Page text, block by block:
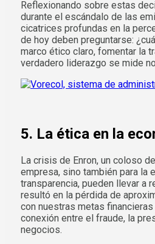
Reflexionando sobre estas
durante el escándalo de las
cicatrices profundas en la
de hoy deben preguntarse:
marco ético claro, fomentar la
verdadero liderazgo se mide
5. La ética en la
La crisis de Enron, un coloso
empresa, sino también para la
transparencia, pueden llevar a
resultó en la pérdida de
con nuestras metas
conexión entre el fraude, la
negocios.